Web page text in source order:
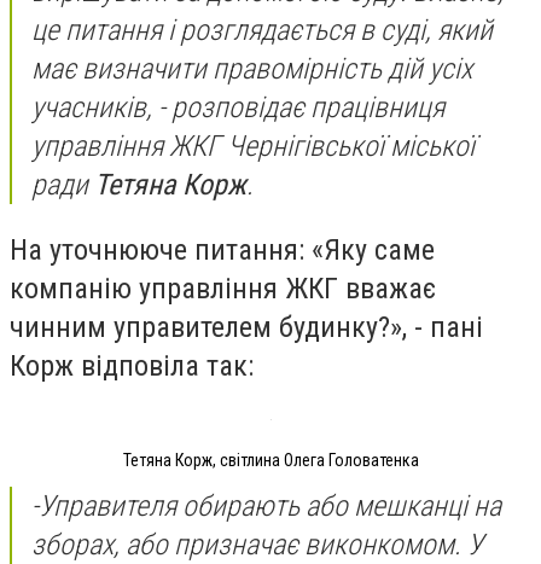
це питання і розглядається в суді, який
має визначити правомірність дій усіх
учасників, - розповідає працівниця
управління ЖКГ Чернігівської міської
ради Тетяна Корж.
На уточнююче питання: «Яку саме
компанію управління ЖКГ вважає
чинним управителем будинку?», - пані
Корж відповіла так:
Тетяна Корж, світлина Олега Головатенка
-Управителя обирають або мешканці на
зборах, або призначає виконкомом. У